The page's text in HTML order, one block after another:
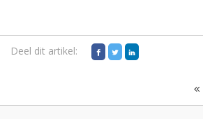
Deel dit artikel: